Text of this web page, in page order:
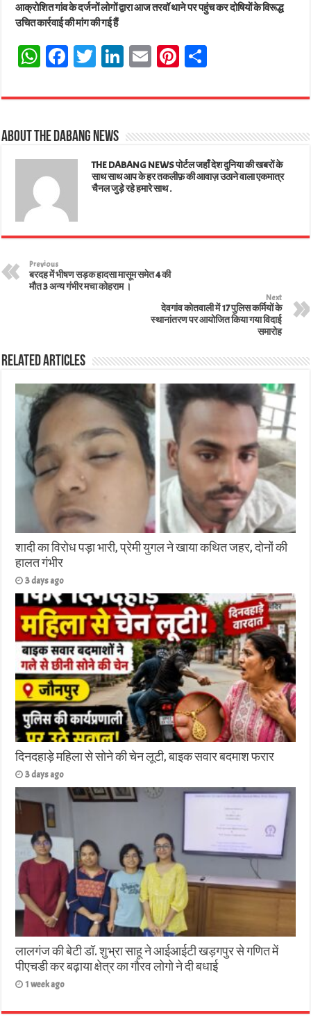
आक्रोशित गांव के दर्जनों लोगों द्वारा आज तरवॉ थाने पर पहुंच कर दोषियों के विरूद्ध
उचित कार्रवाई की मांग की गई हैं
W
ts
A
pp
Fa
bo
ok
T
tt
er
Li
ed
E
ail
Pi
er
t
e
About The Dabang News
THE DABANG NEWS पोर्टल जहाँ देश दुनिया की खबरों के
साथ साथ आप के हर तकलीफ़ की आवाज़ उठाने वाला एकमात्र
चैनल जुड़े रहे हमारे साथ .
Previous
बरदह में भीषण सड़क हादसा मासूम समेत 4 की
मौत 3 अन्य गंभीर मचा कोहराम ।
Next
देवगांव कोतवाली में 17 पुलिस कर्मियों के
स्थानांतरण पर आयोजित किया गया विदाई
समारोह
Related Articles
शादी का विरोध पड़ा भारी, प्रेमी युगल ने खाया कथित जहर, दोनों की
हालत गंभीर
3 days ago
दिनदहाड़े महिला से सोने की चेन लूटी, बाइक सवार बदमाश फरार
3 days ago
लालगंज की बेटी डॉ. शुभ्रा साहू ने आईआईटी खड़गपुर से गणित में
पीएचडी कर बढ़ाया क्षेत्र का गौरव लोगो ने दी बधाई
1 week ago